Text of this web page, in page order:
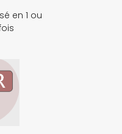
en 1 ou